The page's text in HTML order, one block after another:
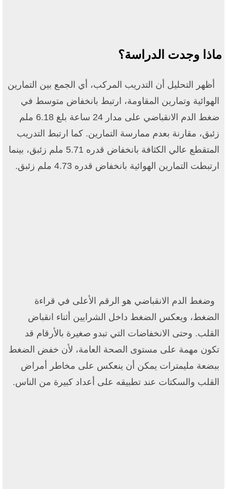
ماذا وجدت الدراسة؟
أظهر التحليل أن التدريب المركب، أي الجمع بين التمارين
الهوائية وتمارين المقاومة، ارتبط بانخفاض متوسط في
ضغط الدم الانقباضي على مدار 24 ساعة بلغ 6.18 ملم
زئبق، مقارنة بعدم ممارسة التمارين. كما ارتبط التدريب
المتقطع عالي الكثافة بانخفاض قدره 5.71 ملم زئبق، بينما
ارتبطت التمارين الهوائية بانخفاض قدره 4.73 ملم زئبق.
وضغط الدم الانقباضي هو الرقم الأعلى في قراءة
الضغط، ويعكس الضغط داخل الشرايين أثناء انقباض
القلب. وحتى الانخفاضات التي تبدو صغيرة بالأرقام قد
تكون مهمة على مستوى الصحة العامة، لأن خفض الضغط
ببضعة مليمترات يمكن أن ينعكس على مخاطر أمراض
القلب والسكتات عند تطبيقه على أعداد كبيرة من الناس.